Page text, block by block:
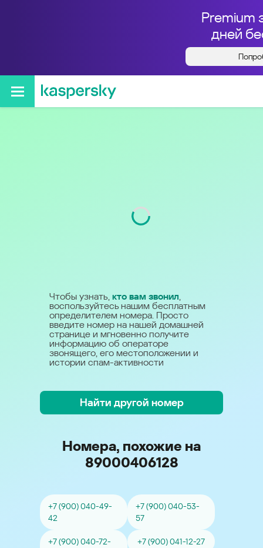
Premium
дней
Кто звонил с номера
+79000406128
Чтобы узнать, кто вам звонил,
воспользуйтесь нашим бесплатным
определителем номера. Просто
введите номер на нашей домашней
странице и мгновенно получите
информацию об операторе
звонящего, его местоположении и
истории спам-активности
Найти другой номер
Номера, похожие на
89000406128
+7 (900) 040-49-
42
+7 (900) 040-53-
57
+7 (900) 040-72-
+7 (900) 041-12-27